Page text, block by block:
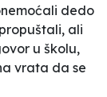
dedo
ali
u školu,
vrata da se